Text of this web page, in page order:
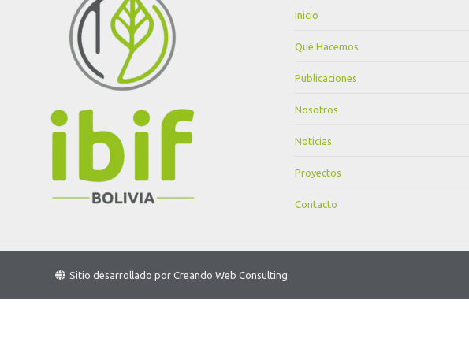
Inicio
Qué Hacemos
Publicaciones
Nosotros
Noticias
Proyectos
Contacto
Sitio desarrollado por Creando Web Consulting